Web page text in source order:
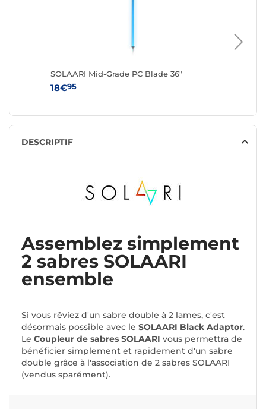
SOLAARI Mid-Grade PC Blade 36"
18€95
DESCRIPTIF
Assemblez simplement
2 sabres SOLAARI
ensemble
Si vous rêviez d'un sabre double à 2 lames, c'est
désormais possible avec le SOLAARI Black Adaptor.
Le Coupleur de sabres SOLAARI vous permettra de
bénéficier simplement et rapidement d'un sabre
double grâce à l'association de 2 sabres SOLAARI
(vendus sparément).